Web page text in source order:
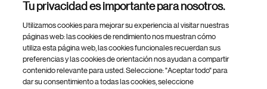
Footer Site Search
Tu privacidad es importante para nosotros.
Utilizamos cookies para mejorar su experiencia al visitar nuestras
páginas web: las cookies de rendimiento nos muestran cómo
utiliza esta página web, las cookies funcionales recuerdan sus
preferencias y las cookies de orientación nos ayudan a compartir
contenido relevante para usted. Seleccione: "Aceptar todo" para
dar su consentimiento a todas las cookies, seleccione